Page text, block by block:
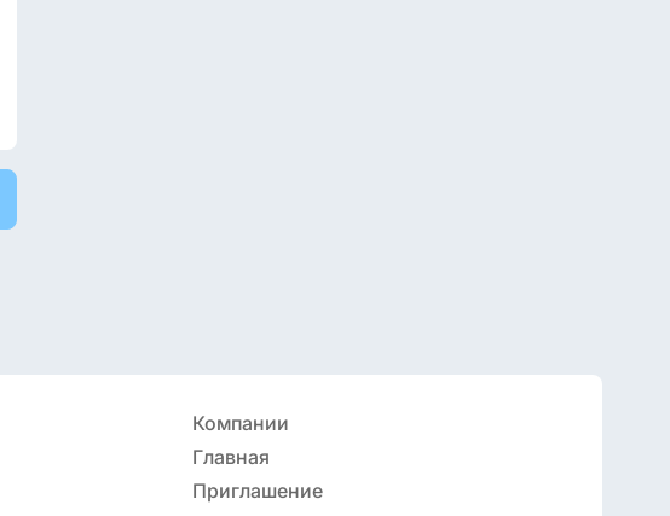
Компании
Главная
Приглашение